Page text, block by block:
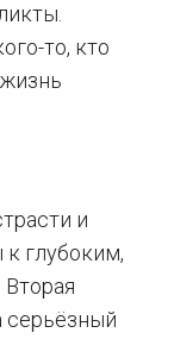
то, кто
и
к глубоким,
серьёзный